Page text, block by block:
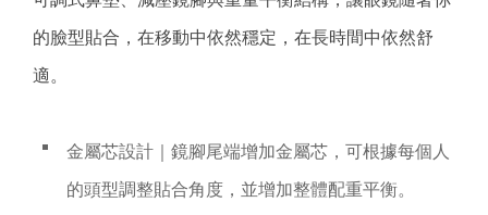
的臉型貼合，在移動中依然穩定，在長時間中依然舒
適。
金屬芯設計｜鏡腳尾端增加金屬芯，可根據每個人
的頭型調整貼合角度，並增加整體配重平衡。